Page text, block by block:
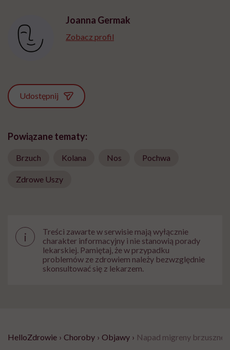
Joanna Germak
Zobacz profil
Udostępnij
Powiązane tematy:
Brzuch Kolana Nos Pochwa
Zdrowe Uszy
i
Treści zawarte w serwisie mają wyłącznie
charakter informacyjny i nie stanowią porady
lekarskiej. Pamiętaj, że w przypadku
problemów ze zdrowiem należy bezwzględnie
skonsultować się z lekarzem.
HelloZdrowie › Choroby › Objawy › Napad migreny brzusznej